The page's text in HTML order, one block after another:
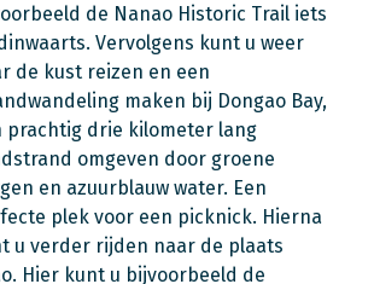
de Nanao Historic Trail iets
Vervolgens kunt u weer
de kust reizen en een
maken bij Dongao Bay,
prachtig drie kilometer lang
omgeven door groene
en azuurblauw water. Een
plek voor een picknick. Hierna
u verder rijden naar de plaats
Hier kunt u bijvoorbeeld de